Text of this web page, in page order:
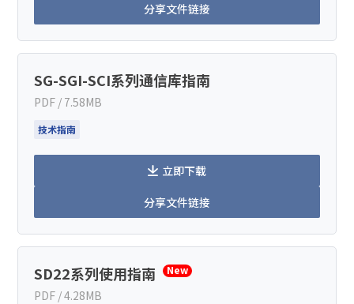
分享文件链接
SG-SGI-SCI系列通信库指南
PDF / 7.58MB
技术指南
立即下载
分享文件链接
SD22系列使用指南 New
PDF / 4.28MB